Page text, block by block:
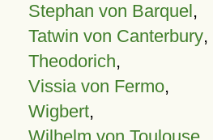
Stephan von Barquel,
Tatwin von Canterbury,
Theodorich,
Vissia von Fermo,
Wigbert,